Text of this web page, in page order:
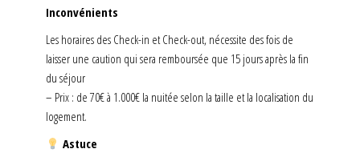
Inconvénients
Les horaires des Check-in et Check-out, nécessite des fois de
laisser une caution qui sera remboursée que 15 jours après la fin
du séjour
– Prix : de 70€ à 1.000€ la nuitée selon la taille et la localisation du
logement.
Astuce